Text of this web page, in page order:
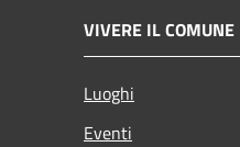
VIVERE IL COMUNE
Luoghi
Eventi